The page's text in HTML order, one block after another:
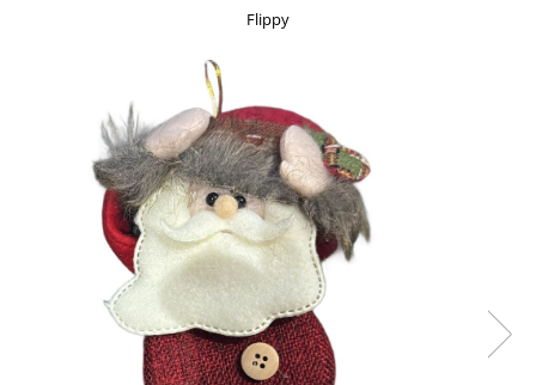
Dozatoare Condimente
Forme cuburi de gheata
Genti Termoizolante Mancare
Organizatoare si Depozitare
Organizatoare si Depozitare
Pahare, Sticle si Cani
Ustensile pentru Bucătărie
Ustensile pentru Bucătărie
Flippy